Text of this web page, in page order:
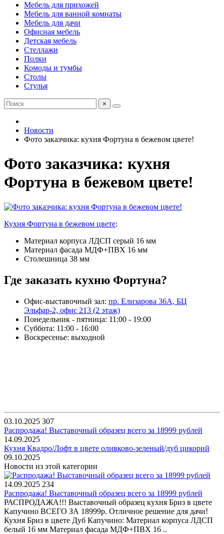
Мебель для прихожей
Мебель для ванной комнаты
Мебель для дачи
Офисная мебель
Детская мебель
Стеллажи
Полки
Комоды и тумбы
Столы
Стулья
×
Новости
Фото заказчика: кухня Фортуна в бежевом цвете!
Фото заказчика: кухня
Фортуна в бежевом цвете!
Кухня Фортуна в бежевом цвете:
Материал корпуса ЛДСП серый 16 мм
Материал фасада МДФ+ПВХ 16 мм
Столешница 38 мм
Где заказать кухню Фортуна?
Офис-выставочный зал: пр. Елизарова 36А, БЦ
Эльфар-2, офис 213 (2 этаж)
Понедельник - пятница: 11:00 - 19:00
Суббота: 11:00 - 16:00
Воскресенье: выходной
03.10.2025 307
Распродажа! Выставочный образец всего за 18999 рублей
14.09.2025
Кухня Квадро/Лофт в цвете оливково-зеленый/дуб цикорий
09.10.2025
Новости из этой категории
14.09.2025 234
Распродажа! Выставочный образец всего за 18999 рублей
РАСПРОДАЖА!!! Выставочный образец кухня Бриз в цвете
Капучино ВСЕГО ЗА 18999р. Отличное решение для дачи!
Кухня Бриз в цвете Дуб Капучино: Материал корпуса ЛДСП
белый 16 мм Материал фасада МДФ+ПВХ 16 ..